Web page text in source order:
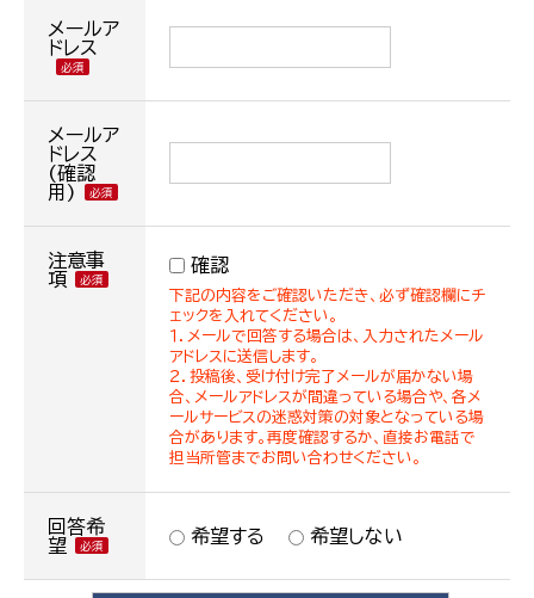
メールア
ドレス
メールア
ドレス
(確認
用)
注意事
項
確認
下記の内容をご確認いただき、必ず確認欄にチ
ェックを入れてください。
１．メールで回答する場合は、入力されたメール
アドレスに送信します。
２．投稿後、受け付け完了メールが届かない場
合、メールアドレスが間違っている場合や、各メ
ールサービスの迷惑対策の対象となっている場
合があります。再度確認するか、直接お電話で
担当所管までお問い合わせください。
回答希
望
希望する 希望しない